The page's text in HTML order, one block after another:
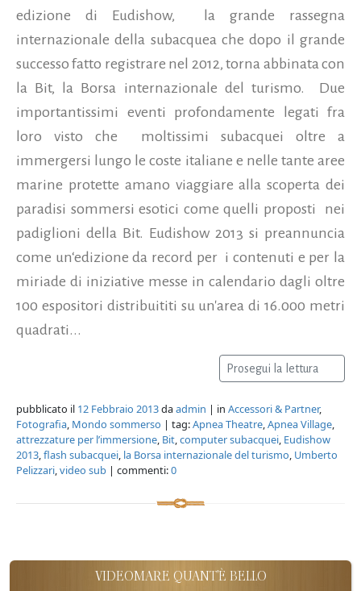
edizione di Eudishow, la grande rassegna
internazionale della subacquea che dopo il grande
successo fatto registrare nel 2012, torna abbinata con
la Bit, la Borsa internazionale del turismo. Due
importantissimi eventi profondamente legati fra
loro visto che moltissimi subacquei oltre a
immergersi lungo le coste italiane e nelle tante aree
marine protette amano viaggiare alla scoperta dei
paradisi sommersi esotici come quelli proposti nei
padiglioni della Bit. Eudishow 2013 si preannuncia
come un‘edizione da record per i contenuti e per la
miriade di iniziative messe in calendario dagli oltre
100 espositori distribuititi su un'area di 16.000 metri
quadrati...
Prosegui la lettura
pubblicato il 12 Febbraio 2013daadmin | in Accessori & Partner,
Fotografia, Mondo sommerso | tag:Apnea Theatre,Apnea Village,
attrezzature per l’immersione, Bit,computer subacquei, Eudishow
2013,flash subacquei, la Borsa internazionale del turismo, Umberto
Pelizzari,video sub | commenti:0
VIDEOMARE QUANT'È BELLO